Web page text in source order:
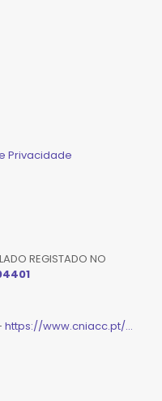
Privacidade
REGISTADO NO
https://www.cniacc.pt/...